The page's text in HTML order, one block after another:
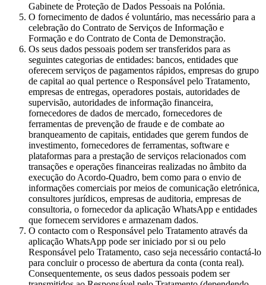
Gabinete de Proteção de Dados Pessoais na Polónia.
O fornecimento de dados é voluntário, mas necessário para a
celebração do Contrato de Serviços de Informação e
Formação e do Contrato de Conta de Demonstração.
Os seus dados pessoais podem ser transferidos para as
seguintes categorias de entidades: bancos, entidades que
oferecem serviços de pagamentos rápidos, empresas do grupo
de capital ao qual pertence o Responsável pelo Tratamento,
empresas de entregas, operadores postais, autoridades de
supervisão, autoridades de informação financeira,
fornecedores de dados de mercado, fornecedores de
ferramentas de prevenção de fraude e de combate ao
branqueamento de capitais, entidades que gerem fundos de
investimento, fornecedores de ferramentas, software e
plataformas para a prestação de serviços relacionados com
transações e operações financeiras realizadas no âmbito da
execução do Acordo-Quadro, bem como para o envio de
informações comerciais por meios de comunicação eletrónica,
consultores jurídicos, empresas de auditoria, empresas de
consultoria, o fornecedor da aplicação WhatsApp e entidades
que fornecem servidores e armazenam dados.
O contacto com o Responsável pelo Tratamento através da
aplicação WhatsApp pode ser iniciado por si ou pelo
Responsável pelo Tratamento, caso seja necessário contactá-lo
para concluir o processo de abertura da conta (conta real).
Consequentemente, os seus dados pessoais podem ser